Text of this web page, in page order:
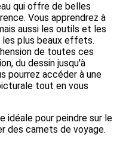
qui offre de belles
Vous apprendrez à
aussi les outils et les
les plus beaux effets.
de toutes ces
du dessin jusqu'à
pourrez accéder à une
tout en vous
idéale pour peindre sur le
des carnets de voyage.